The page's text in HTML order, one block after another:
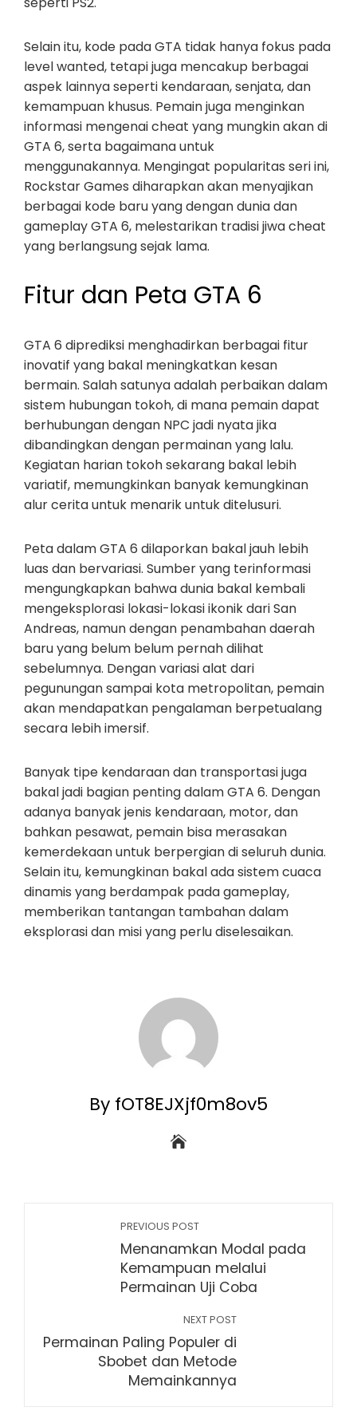
Selain itu, kode pada GTA tidak hanya fokus pada
level wanted, tetapi juga mencakup berbagai
aspek lainnya seperti kendaraan, senjata, dan
kemampuan khusus. Pemain juga menginkan
informasi mengenai cheat yang mungkin akan di
GTA 6, serta bagaimana untuk
menggunakannya. Mengingat popularitas seri ini,
Rockstar Games diharapkan akan menyajikan
berbagai kode baru yang dengan dunia dan
gameplay GTA 6, melestarikan tradisi jiwa cheat
yang berlangsung sejak lama.
Fitur dan Peta GTA 6
GTA 6 diprediksi menghadirkan berbagai fitur
inovatif yang bakal meningkatkan kesan
bermain. Salah satunya adalah perbaikan dalam
sistem hubungan tokoh, di mana pemain dapat
berhubungan dengan NPC jadi nyata jika
dibandingkan dengan permainan yang lalu.
Kegiatan harian tokoh sekarang bakal lebih
variatif, memungkinkan banyak kemungkinan
alur cerita untuk menarik untuk ditelusuri.
Peta dalam GTA 6 dilaporkan bakal jauh lebih
luas dan bervariasi. Sumber yang terinformasi
mengungkapkan bahwa dunia bakal kembali
mengeksplorasi lokasi-lokasi ikonik dari San
Andreas, namun dengan penambahan daerah
baru yang belum belum pernah dilihat
sebelumnya. Dengan variasi alat dari
pegunungan sampai kota metropolitan, pemain
akan mendapatkan pengalaman berpetualang
secara lebih imersif.
Banyak tipe kendaraan dan transportasi juga
bakal jadi bagian penting dalam GTA 6. Dengan
adanya banyak jenis kendaraan, motor, dan
bahkan pesawat, pemain bisa merasakan
kemerdekaan untuk berpergian di seluruh dunia.
Selain itu, kemungkinan bakal ada sistem cuaca
dinamis yang berdampak pada gameplay,
memberikan tantangan tambahan dalam
eksplorasi dan misi yang perlu diselesaikan.
By fOT8EJXjf0m8ov5
PREVIOUS POST
Menanamkan Modal pada
Kemampuan melalui
Permainan Uji Coba
NEXT POST
Permainan Paling Populer di
Sbobet dan Metode
Memainkannya